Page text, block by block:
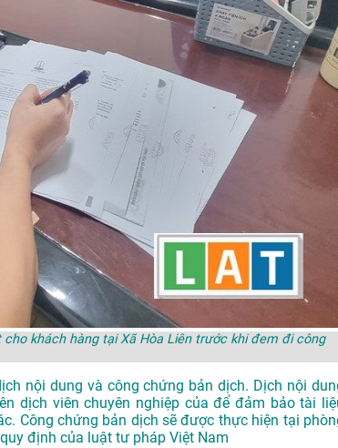
khách hàng tại Xã Hòa Liên trước khi đem đi công
nội dung và công chứng bản dịch. Dịch nội
dịch viên chuyên nghiệp của để đảm bảo tài
Công chứng bản dịch sẽ được thực hiện tại
định của luật tư pháp Việt Nam